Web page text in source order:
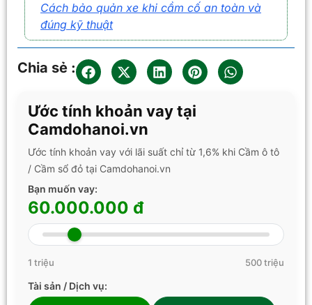
Cách bảo quản xe khi cầm cố an toàn và
đúng kỹ thuật
Chia sẻ :
Ước tính khoản vay tại
Camdohanoi.vn
Ước tính khoản vay với lãi suất chỉ từ 1,6% khi Cầm ô tô
/ Cầm sổ đỏ tại Camdohanoi.vn
Bạn muốn vay:
60.000.000 đ
1 triệu 500 triệu
Tài sản / Dịch vụ: